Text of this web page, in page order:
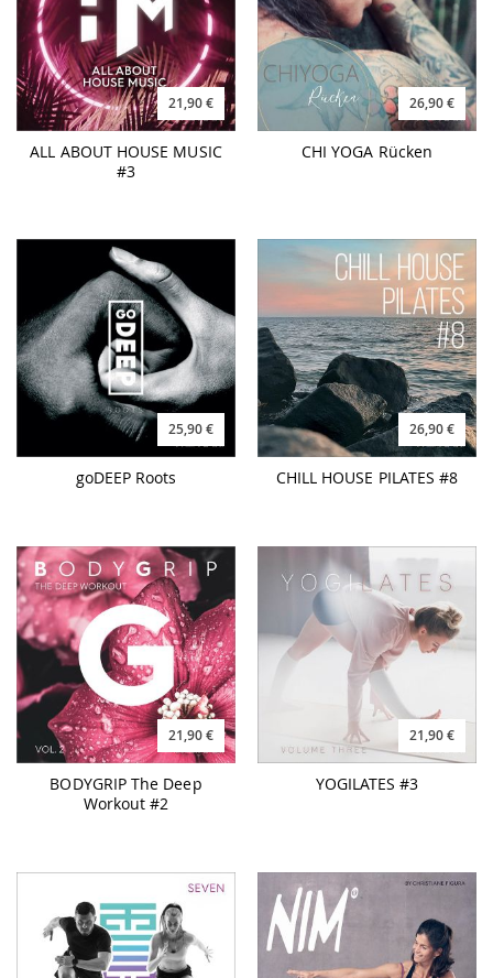
21,90 €
ALL ABOUT HOUSE MUSIC
#3
26,90 €
CHI YOGA Rücken
25,90 €
goDEEP Roots
26,90 €
CHILL HOUSE PILATES #8
21,90 €
BODYGRIP The Deep
Workout #2
21,90 €
YOGILATES #3